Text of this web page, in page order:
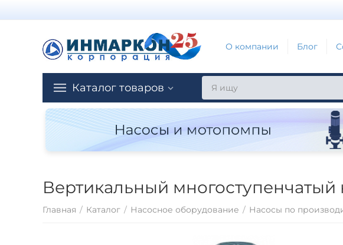
О компании Блог
Каталог товаров
Вертикальный многоступенчатый
Главная / Каталог / Насосное оборудование / Насосы по